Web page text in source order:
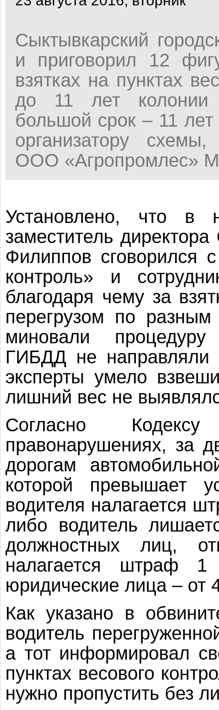
Сыктывкарский
и приговорил 12
взятках на пунктах
до 11 лет колонии
большой срок – 11 лет
организатору
ООО «Агропромлес»
Установлено, что в
заместитель
Филиппов сговорился
контроль» и
благодаря чему за
перегрузом по разным
миновали
ГИБДД не направляли
эксперты умело
лишний вес не
Согласно
правонарушениях, за
дорогам
которой превышает
водителя налагается
либо водитель
должностных лиц,
налагается штраф
юридические лица – от
Как указано в
водитель
а тот информировал
пунктах весового
нужно пропустить без